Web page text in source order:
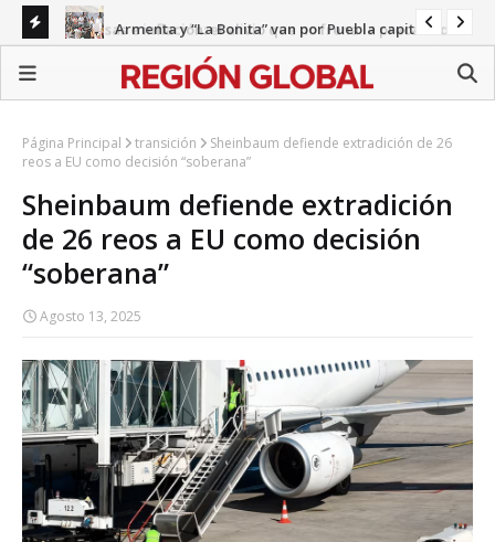
Remesas e inflación: el alivio que no frena la precariedad
Armenta y “La Bonita” van por Puebla capital
Página Principal transición
Sheinbaum defiende extradición de 26
reos a EU como decisión “soberana”
Sheinbaum defiende extradición
de 26 reos a EU como decisión
“soberana”
Agosto 13, 2025